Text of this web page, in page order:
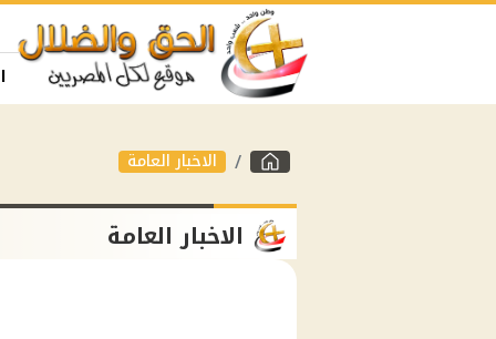
الاخبار العامة
الاخبار العامة